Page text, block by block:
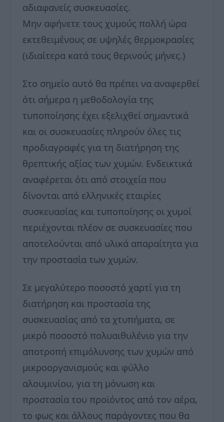
αδιαφανείς συσκευασίες.
Μην αφήνετε τους χυμούς πολλή ώρα
εκτεθειμένους σε υψηλές θερμοκρασίες
(ιδιαίτερα κατά τους θερινούς μήνες.)
Στο σημείο αυτό θα πρέπει να αναφερθεί
ότι σήμερα η μεθοδολογία της
τυποποίησης έχει εξελιχθεί σημαντικά
και οι συσκευασίες πληρούν όλες τις
προδιαγραφές για τη διατήρηση της
θρεπτικής αξίας των χυμών. Ενδεικτικά
αναφέρεται ότι από στοιχεία που
δίνονται από ελληνικές εταιρίες
συσκευασίας και τυποποίησης οι χυμοί
περιέχονται πλέον σε συσκευασίες που
αποτελούνται από υλικά απαραίτητα για
την προστασία των χυμών.
Σε μεγαλύτερο ποσοστό χαρτί για τη
διατήρηση και προστασία της
συσκευασίας από τα χτυπήματα, σε
μικρό ποσοστό πολυαιθυλένιο για την
αποτροπή επιμόλυνσης των χυμών από
μικροοργανισμούς και φύλλο
αλουμινίου, για τη μόνωση και
προστασία του προϊόντος από τον αέρα,
το φως και άλλους παράγοντες που θα